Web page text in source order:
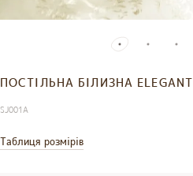
ПОСТІЛЬНА БІЛИЗНА ELEGANT
SJ001А
Таблиця розмірів